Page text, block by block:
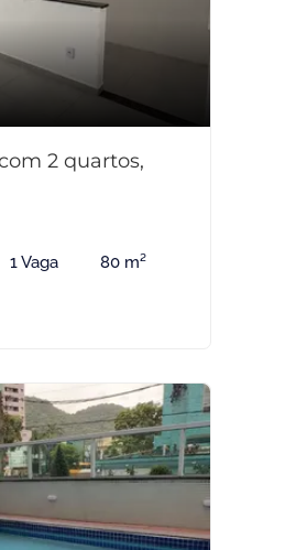
2 quartos,
1 Vaga 80 m²